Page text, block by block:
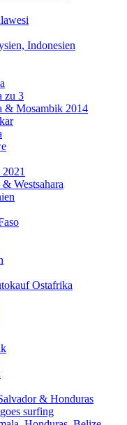
Indonesien
zu 3
& Mosambik 2014
Westsahara
Ostafrika
& Honduras
surfing